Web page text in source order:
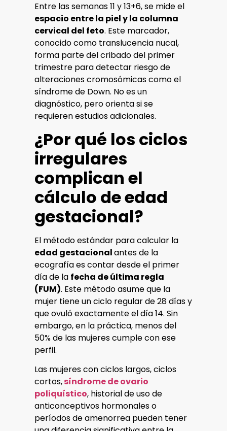
Entre las semanas 11 y 13+6, se mide el
espacio entre la piel y la columna
cervical del feto. Este marcador,
conocido como translucencia nucal,
forma parte del cribado del primer
trimestre para detectar riesgo de
alteraciones cromosómicas como el
síndrome de Down. No es un
diagnóstico, pero orienta si se
requieren estudios adicionales.
¿Por qué los ciclos
irregulares
complican el
cálculo de edad
gestacional?
El método estándar para calcular la
edad gestacionalantes de la
ecografía es contar desde el primer
día de la fecha de última regla
(FUM). Este método asume que la
mujer tiene un ciclo regular de 28 días y
que ovuló exactamente el día 14. Sin
embargo, en la práctica, menos del
50% de las mujeres cumple con ese
perfil.
Las mujeres con ciclos largos, ciclos
cortos,síndrome de ovario
poliquístico, historial de uso de
anticonceptivos hormonales o
períodos de amenorrea pueden tener